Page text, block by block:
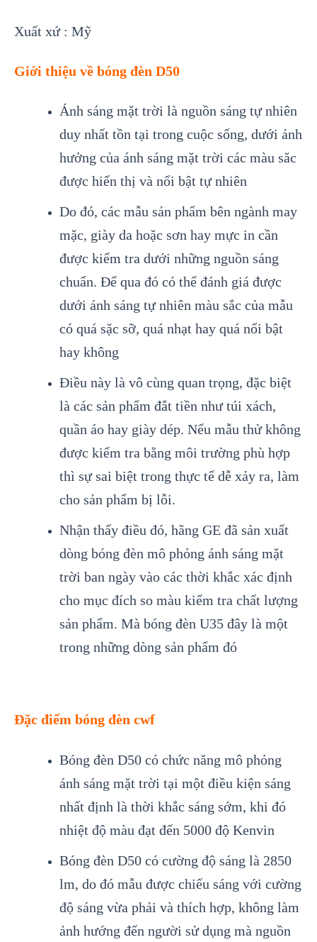
Xuất xứ : Mỹ
Giới thiệu về bóng đèn D50
Ánh sáng mặt trời là nguồn sáng tự nhiên
duy nhất tồn tại trong cuộc sống, dưới ảnh
hưởng của ánh sáng mặt trời các màu săc
được hiển thị và nổi bật tự nhiên
Do đó, các mẫu sản phẩm bên ngành may
mặc, giày da hoặc sơn hay mực in cần
được kiểm tra dưới những nguồn sáng
chuẩn. Để qua đó có thể đánh giá được
dưới ánh sáng tự nhiên màu sắc của mẫu
có quá sặc sỡ, quá nhạt hay quá nổi bật
hay không
Điều này là vô cùng quan trọng, đặc biệt
là các sản phẩm đắt tiền như túi xách,
quần áo hay giày dép. Nếu mẫu thử không
được kiểm tra bằng môi trường phù hợp
thì sự sai biệt trong thực tế dễ xảy ra, làm
cho sản phẩm bị lỗi.
Nhận thấy điều đó, hãng GE đã sản xuất
dòng bóng đèn mô phỏng ánh sáng mặt
trời ban ngày vào các thời khắc xác định
cho mục đích so màu kiểm tra chất lượng
sản phẩm. Mà bóng đèn U35 đây là một
trong những dòng sản phẩm đó
Đặc điểm bóng đèn cwf
Bóng đèn D50 có chức năng mô phỏng
ánh sáng mặt trời tại một điều kiện sáng
nhất định là thời khắc sáng sớm, khi đó
nhiệt độ màu đạt đến 5000 độ Kenvin
Bóng đèn D50 có cường độ sáng là 2850
lm, do đó mẫu được chiếu sáng với cường
độ sáng vừa phải và thích hợp, không làm
ảnh hướng đến người sử dụng mà nguồn